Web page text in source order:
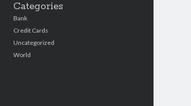
Categories
Bank
Credit Cards
Uncategorized
World